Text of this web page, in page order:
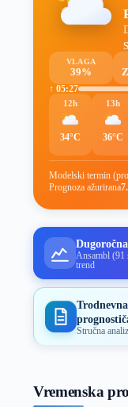
VLAGA
39%
↑ 05:27
12h
34°C
13h
36°C
Modelski termin
Prognoza ažurirana
Ansambl (91
trend
Stručna
Vremenska